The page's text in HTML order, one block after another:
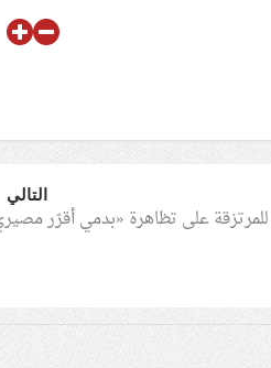
التالي
على تظاهرة «بدمي أقرّر